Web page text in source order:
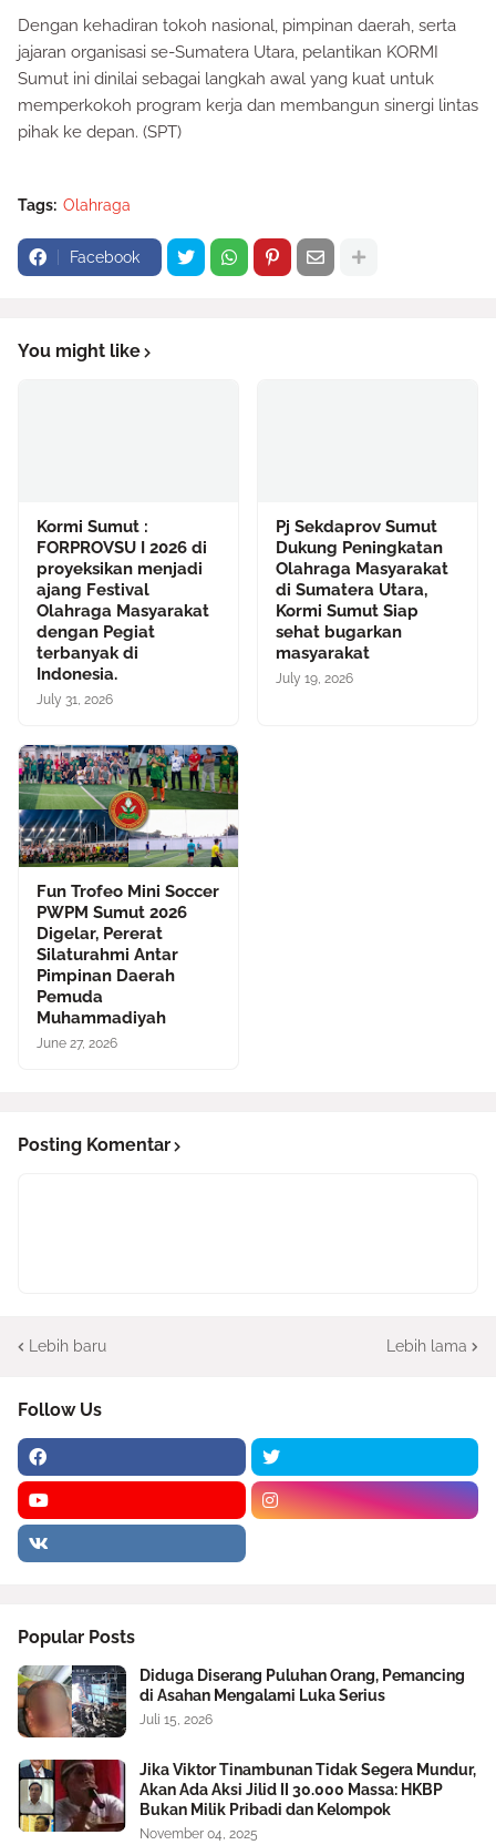
Dengan kehadiran tokoh nasional, pimpinan daerah, serta
jajaran organisasi se-Sumatera Utara, pelantikan KORMI
Sumut ini dinilai sebagai langkah awal yang kuat untuk
memperkokoh program kerja dan membangun sinergi lintas
pihak ke depan. (SPT)
Tags: Olahraga
Facebook
You might like
Kormi Sumut :
FORPROVSU I 2026 di
proyeksikan menjadi
ajang Festival
Olahraga Masyarakat
dengan Pegiat
terbanyak di
Indonesia.
July 31, 2026
Pj Sekdaprov Sumut
Dukung Peningkatan
Olahraga Masyarakat
di Sumatera Utara,
Kormi Sumut Siap
sehat bugarkan
masyarakat
July 19, 2026
Fun Trofeo Mini Soccer
PWPM Sumut 2026
Digelar, Pererat
Silaturahmi Antar
Pimpinan Daerah
Pemuda
Muhammadiyah
June 27, 2026
Posting Komentar
Lebih baru Lebih lama
Follow Us
Popular Posts
Diduga Diserang Puluhan Orang, Pemancing
di Asahan Mengalami Luka Serius
Juli 15, 2026
Jika Viktor Tinambunan Tidak Segera Mundur,
Akan Ada Aksi Jilid II 30.000 Massa: HKBP
Bukan Milik Pribadi dan Kelompok
November 04, 2025